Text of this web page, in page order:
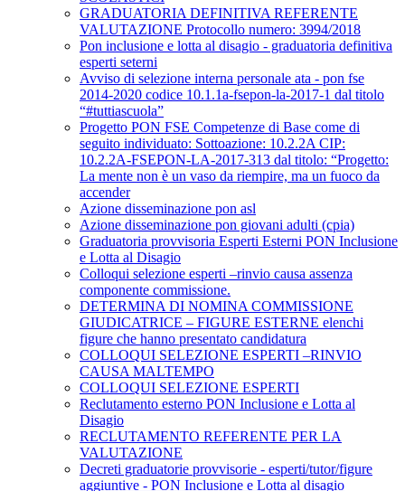
GRADUATORIA DEFINITIVA REFERENTE
VALUTAZIONE Protocollo numero: 3994/2018
Pon inclusione e lotta al disagio - graduatoria definitiva
esperti seterni
Avviso di selezione interna personale ata - pon fse
2014-2020 codice 10.1.1a-fsepon-la-2017-1 dal titolo
“#tuttiascuola”
Progetto PON FSE Competenze di Base come di
seguito individuato: Sottoazione: 10.2.2A CIP:
10.2.2A-FSEPON-LA-2017-313 dal titolo: “Progetto:
La mente non è un vaso da riempire, ma un fuoco da
accender
Azione disseminazione pon asl
Azione disseminazione pon giovani adulti (cpia)
Graduatoria provvisoria Esperti Esterni PON Inclusione
e Lotta al Disagio
Colloqui selezione esperti –rinvio causa assenza
componente commissione.
DETERMINA DI NOMINA COMMISSIONE
GIUDICATRICE – FIGURE ESTERNE elenchi
figure che hanno presentato candidatura
COLLOQUI SELEZIONE ESPERTI –RINVIO
CAUSA MALTEMPO
COLLOQUI SELEZIONE ESPERTI
Reclutamento esterno PON Inclusione e Lotta al
Disagio
RECLUTAMENTO REFERENTE PER LA
VALUTAZIONE
Decreti graduatorie provvisorie - esperti/tutor/figure
aggiuntive - PON Inclusione e Lotta al disagio